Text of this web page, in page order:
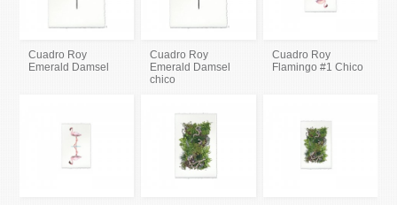
Cuadro Roy
Emerald Damsel
Cuadro Roy
Emerald Damsel
chico
Cuadro Roy
Flamingo #1 Chico